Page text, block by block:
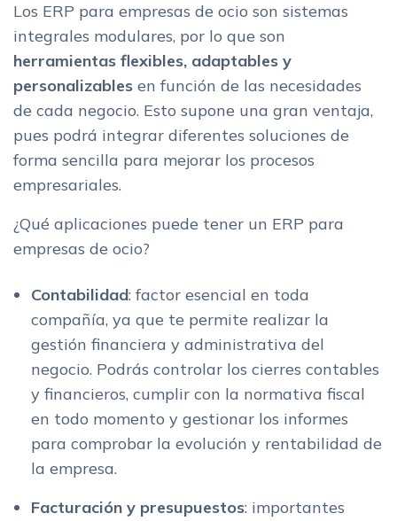
Los ERP para empresas de ocio son sistemas
integrales modulares, por lo que son
herramientas flexibles, adaptables y
personalizables en función de las necesidades
de cada negocio. Esto supone una gran ventaja,
pues podrá integrar diferentes soluciones de
forma sencilla para mejorar los procesos
empresariales.
¿Qué aplicaciones puede tener un ERP para
empresas de ocio?
Contabilidad: factor esencial en toda
compañía, ya que te permite realizar la
gestión financiera y administrativa del
negocio. Podrás controlar los cierres contables
y financieros, cumplir con la normativa fiscal
en todo momento y gestionar los informes
para comprobar la evolución y rentabilidad de
la empresa.
Facturación y presupuestos: importantes